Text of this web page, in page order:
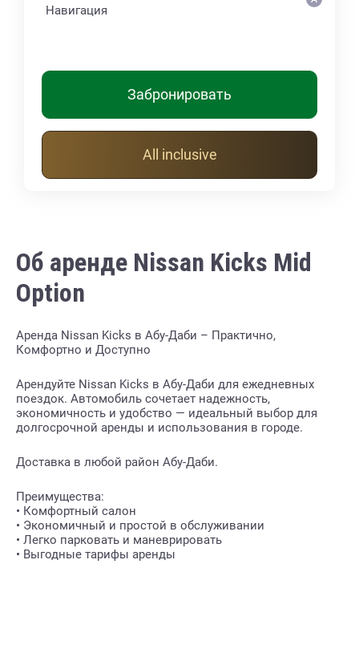
Навигация
Забронировать
All inclusive
Об аренде Nissan Kicks Mid
Option
Аренда Nissan Kicks в Абу-Даби – Практично,
Комфортно и Доступно
Арендуйте Nissan Kicks в Абу-Даби для ежедневных
поездок. Автомобиль сочетает надежность,
экономичность и удобство — идеальный выбор для
долгосрочной аренды и использования в городе.
Доставка в любой район Абу-Даби.
Преимущества:
• Комфортный салон
• Экономичный и простой в обслуживании
• Легко парковать и маневрировать
• Выгодные тарифы аренды